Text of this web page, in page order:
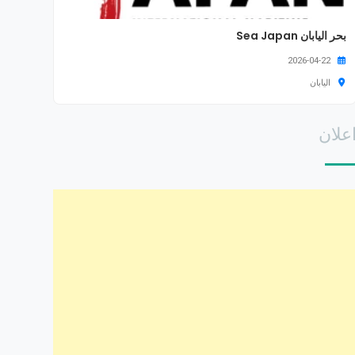
بحر اليابان Sea Japan
2026-04-22
اليابان